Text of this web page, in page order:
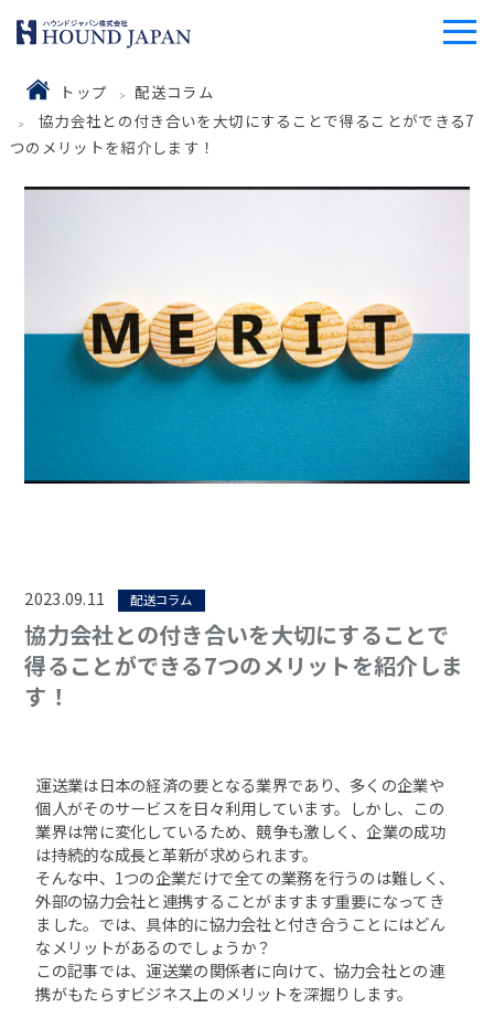
トップ
配送コラム
協力会社との付き合いを大切にすることで得ることができる7
つのメリットを紹介します！
2023.09.11 配送コラム
協力会社との付き合いを大切にすることで
得ることができる7つのメリットを紹介しま
す！
運送業は日本の経済の要となる業界であり、多くの企業や
個人がそのサービスを日々利用しています。しかし、この
業界は常に変化しているため、競争も激しく、企業の成功
は持続的な成長と革新が求められます。
そんな中、1つの企業だけで全ての業務を行うのは難しく、
外部の協力会社と連携することがますます重要になってき
ました。では、具体的に協力会社と付き合うことにはどん
なメリットがあるのでしょうか？
この記事では、運送業の関係者に向けて、協力会社との連
携がもたらすビジネス上のメリットを深掘りします。